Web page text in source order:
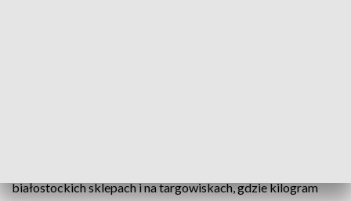
białostockich sklepach i na targowiskach, gdzie kilogram